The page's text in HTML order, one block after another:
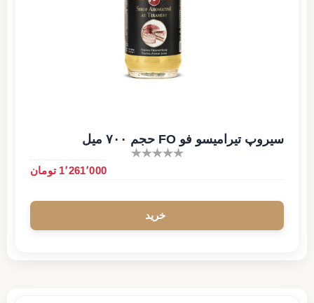
سیروپ تیرامیسو فو FO حجم ۷۰۰ میل
1٬261٬000 تومان